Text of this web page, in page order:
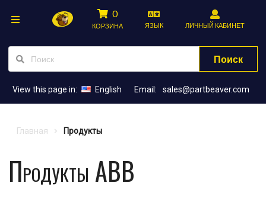
0
КОРЗИНА ЯЗЫК ЛИЧНЫЙ КАБИНЕТ
Поиск
View this page in: English Email: sales@partbeaver.com
Главная Продукты
Продукты ABB